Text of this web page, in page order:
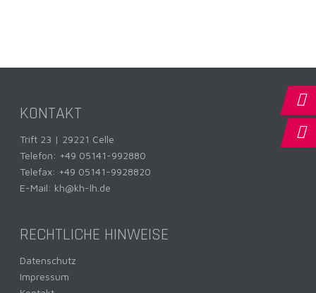
KONTAKT
Trift 23 | 29221 Celle
Telefon: +49 05141-992880
Telefax: +49 05141-9928820
E-Mail: kh@kh-lh.de
RECHTLICHE HINWEISE
Datenschutz
Impressum